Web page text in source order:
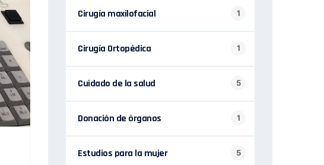
Cirugía maxilofacial 1
Cirugía Ortopédica 1
Cuidado de la salud 5
Donación de órganos 1
Estudios para la mujer 5